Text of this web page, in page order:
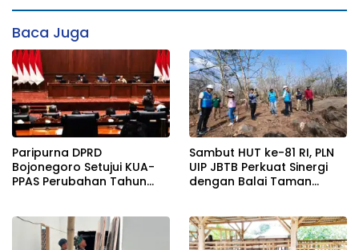
Baca Juga
Paripurna DPRD
Bojonegoro Setujui KUA-
PPAS Perubahan Tahun
Sambut HUT ke-81 RI, PLN
UIP JBTB Perkuat Sinergi
dengan Balai Taman
SUTET 500 kV Paiton–
Watudodol/Kalipuro